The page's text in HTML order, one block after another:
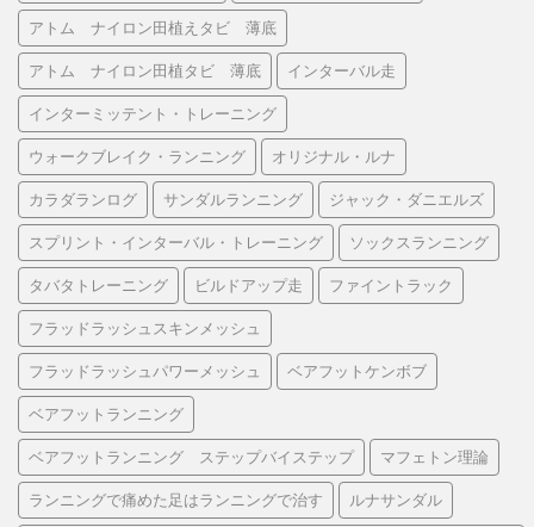
アトム ナイロン田植えタビ 薄底
アトム ナイロン田植タビ 薄底 インターバル走
インターミッテント・トレーニング
ウォークブレイク・ランニング オリジナル・ルナ
カラダランログ サンダルランニング ジャック・ダニエルズ
スプリント・インターバル・トレーニング ソックスランニング
タバタトレーニング ビルドアップ走 ファイントラック
フラッドラッシュスキンメッシュ
フラッドラッシュパワーメッシュ ベアフットケンボブ
ベアフットランニング
ベアフットランニング ステップバイステップ マフェトン理論
ランニングで痛めた足はランニングで治す ルナサンダル